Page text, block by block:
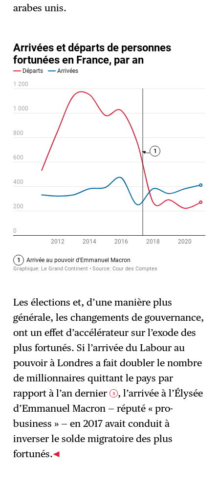
arabes unis.
Les élections et, d’une manière plus
générale, les changements de gouvernance,
ont un effet d’accélérateur sur l’exode des
plus fortunés. Si l’arrivée du Labour au
pouvoir à Londres a fait doubler le nombre
de millionnaires quittant le pays par
rapport à l’an dernier 5 , l’arrivée à l’Élysée
d’Emmanuel Macron — réputé « pro-
business » — en 2017 avait conduit à
inverser le solde migratoire des plus
fortunés.